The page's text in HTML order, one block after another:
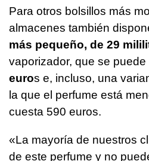
Para otros bolsillos más
almacenes también
más pequeño, de 29
vaporizador, que se
euros e, incluso, una
la que el perfume está
cuesta 590 euros.
«La mayoría de nuestros
de este perfume y no